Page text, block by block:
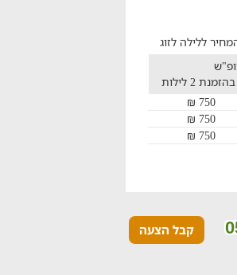
ללילה לזוג
בהזמנת 2 לילות
750 ₪
750 ₪
750 ₪
קבל הצעה